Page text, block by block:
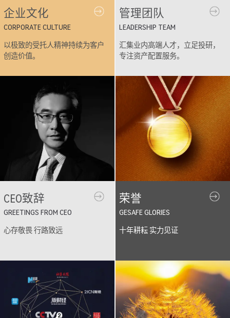
企业文化
CORPORATE CULTURE
以极致的受托人精神持续为客户
创造价值。
管理团队
LEADERSHIP TEAM
汇集业内高端人才，立足投研，
专注资产配置服务。
CEO致辞
GREETINGS FROM CEO
心存敬畏 行路致远
荣誉
GESAFE GLORIES
十年耕耘 实力见证